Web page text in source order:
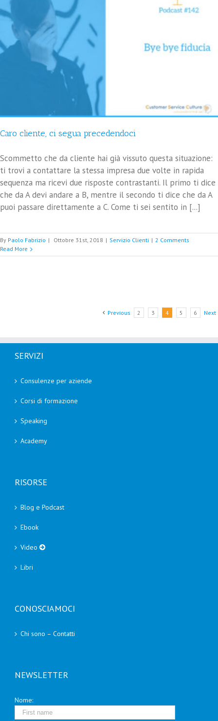
Caro cliente, ci segua precedendoci
Scommetto che da cliente hai già vissuto questa situazione:
ti trovi a contattare la stessa impresa due volte in rapida
sequenza ma ricevi due risposte contrastanti. Il primo ti dice
che da A devi andare a B, mentre il secondo ti dice che da A
puoi passare direttamente a C. Come ti sei sentito in [...]
By Paolo Fabrizio | Ottobre 31st, 2018 | Servizio Clienti | 2 Comments
Read More
Previous 2 3 4 5 6 Next
SERVIZI
Consulenze per aziende
Corsi di formazione
Speaking
Academy
RISORSE
Blog e Podcast
Ebook
Video
Libri
CONOSCIAMOCI
Chi sono – Contatti
NEWSLETTER
Nome: